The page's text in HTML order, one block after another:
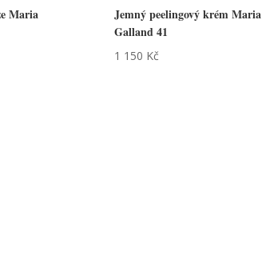
Maria
Jemný peelingový krém Maria
Galland 41
1 150 Kč